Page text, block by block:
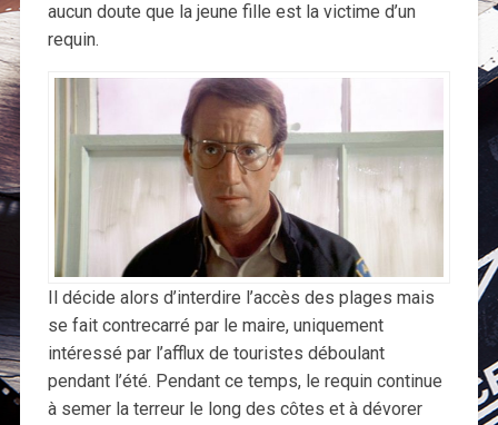
aucun doute que la jeune fille est la victime d’un
requin.
Il décide alors d’interdire l’accès des plages mais
se fait contrecarré par le maire, uniquement
intéressé par l’afflux de touristes déboulant
pendant l’été. Pendant ce temps, le requin continue
à semer la terreur le long des côtes et à dévorer